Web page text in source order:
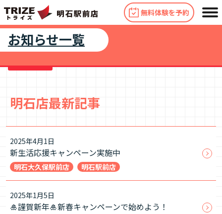
無料体験を予約
トップページ
お知らせ一覧
明石店最新記事
2025年4月1日
新生活応援キャンペーン実施中
明石大久保駅前店 明石駅前店
2025年1月5日
🎍謹賀新年🎍新春キャンペーンで始めよう！